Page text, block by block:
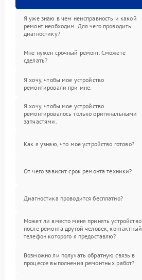
Я уже знаю в чем неисправность и какой
ремонт необходим. Для чего проводить
диагностику?
Мне нужен срочный ремонт. Сможете
сделать?
Я хочу, чтобы мое устройство
ремонтировали при мне.
Я хочу, чтобы мое устройство
ремонтировалось только оригинальными
запчастями.
Как я узнаю, что мое устройство готово?
От чего зависит срок ремонта техники?
Диагностика проводится бесплатно?
Может ли вместо меня принять устройство
после ремонта другой человек, контактный
телефон которого я предоставлю?
Возможно ли получать обратную связь в
процессе выполнения ремонтных работ?